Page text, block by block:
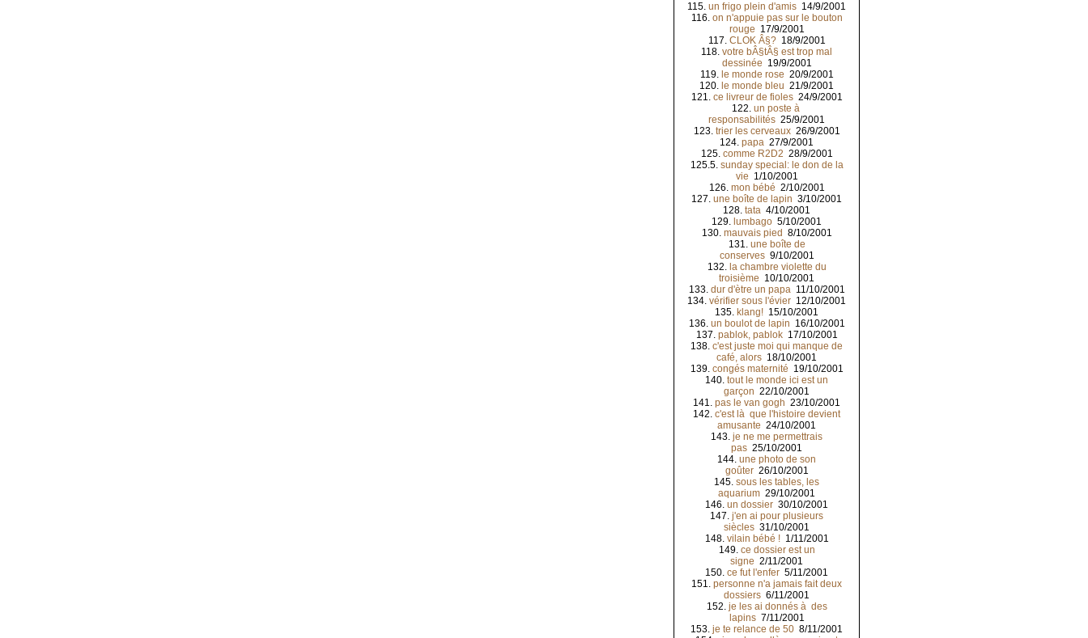
115. un frigo plein d'amis 14/9/2001
116. on n'appuie pas sur le bouton
rouge 17/9/2001
117. CLOK Â§?18/9/2001
118. votre bÂ§tÂ§ est trop mal
dessinée 19/9/2001
119. le monde rose 20/9/2001
120. le monde bleu 21/9/2001
121. ce livreur de fioles24/9/2001
122. un poste à
responsabilités 25/9/2001
123. trier les cerveaux26/9/2001
124. papa 27/9/2001
125. comme R2D2 28/9/2001
125.5. sunday special: le don de la
vie 1/10/2001
126. mon bébé 2/10/2001
127. une boîte de lapin 3/10/2001
128. tata 4/10/2001
129. lumbago 5/10/2001
130. mauvais pied 8/10/2001
131. une boîte de
conserves9/10/2001
132. la chambre violette du
troisième 10/10/2001
133. dur d'ètre un papa11/10/2001
134. vérifier sous l'évier 12/10/2001
135. klang! 15/10/2001
136. un boulot de lapin 16/10/2001
137. pablok, pablok17/10/2001
138. c'est juste moi qui manque de
café, alors 18/10/2001
139. congés maternité 19/10/2001
140. tout le monde ici est un
garçon 22/10/2001
141. pas le van gogh 23/10/2001
142. c'est là que l'histoire devient
amusante 24/10/2001
143. je ne me permettrais
pas 25/10/2001
144. une photo de son
goûter26/10/2001
145. sous les tables, les
aquarium 29/10/2001
146. un dossier 30/10/2001
147. j'en ai pour plusieurs
siècles 31/10/2001
148. vilain bébé !1/11/2001
149. ce dossier est un
signe 2/11/2001
150. ce fut l'enfer 5/11/2001
151. personne n'a jamais fait deux
dossiers 6/11/2001
152. je les ai donnés à des
lapins7/11/2001
153. je te relance de 50 8/11/2001